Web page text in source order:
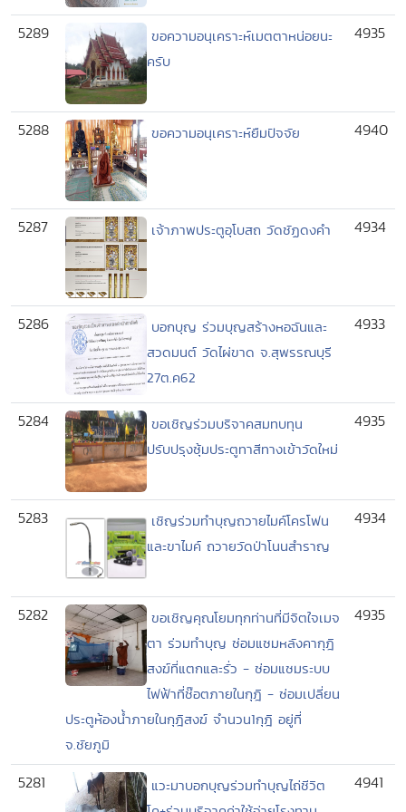
5289
ขอความอนุเคราะห์เมตตาหน่อยนะ
ครับ
4935
5288 ขอความอนุเคราะห์ยืมปัจจัย 4940
5287 เจ้าภาพประตูอุโบสถ วัดชัฏดงคำ 4934
5286
บอกบุญ ร่วมบุญสร้างหอฉันและ
สวดมนต์ วัดไผ่ขาด จ.สุพรรณบุรี
27ต.ค62
4933
5284
ขอเชิญร่วมบริจาคสมทบทุน
ปรับปรุงซุ้มประตูทาสีทางเข้าวัดใหม่
4935
5283
เชิญร่วมทำบุญถวายไมค์โครโฟน
และขาไมค์ ถวายวัดป่าโนนสำราญ
4934
5282
ขอเชิญคุณโยมทุกท่านที่มีจิตใจเมจ
ตา ร่วมทำบุญ ซ่อมแซมหลังคากุฎิ
สงฆ์ที่แตกและรั่ว - ซ่อมแซมระบบ
ไฟฟ้าที่ช๊อตภายในกุฎิ - ซ่อมเปลี่ยน
ประตูห้องน้ำภายในกุฎิสงฆ์ จำนวน1กุฎิ อยู่ที่
จ.ชัยภูมิ
4935
5281
แวะมาบอกบุญร่วมทำบุญไถ่ชีวิต
4941